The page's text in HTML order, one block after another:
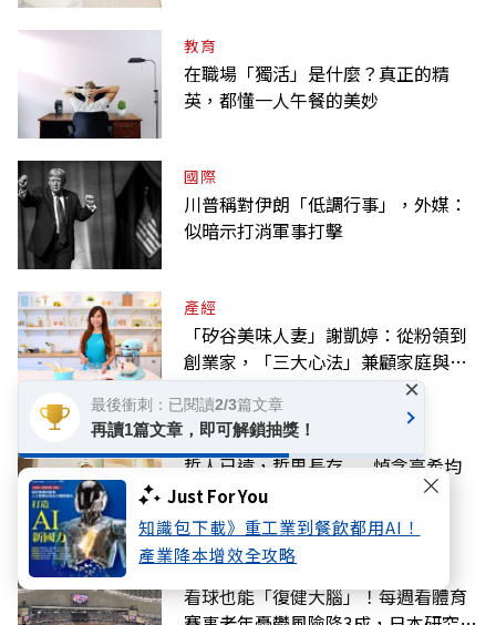
Just For You
知識包下載》重工業到餐飲都用AI！
產業降本增效全攻略
教育
在職場「獨活」是什麼？真正的精
英，都懂一人午餐的美妙
國際
川普稱對伊朗「低調行事」，外媒：
似暗示打消軍事打擊
產經
「矽谷美味人妻」謝凱婷：從粉領到
創業家，「三大心法」兼顧家庭與事
業
話題
哲人已遠，哲思長存——悼念高希均
教授
好享生活
看球也能「復健大腦」！每週看體育
最後衝刺：已閱讀2/3篇文章
再讀1篇文章，即可解鎖抽獎！
×